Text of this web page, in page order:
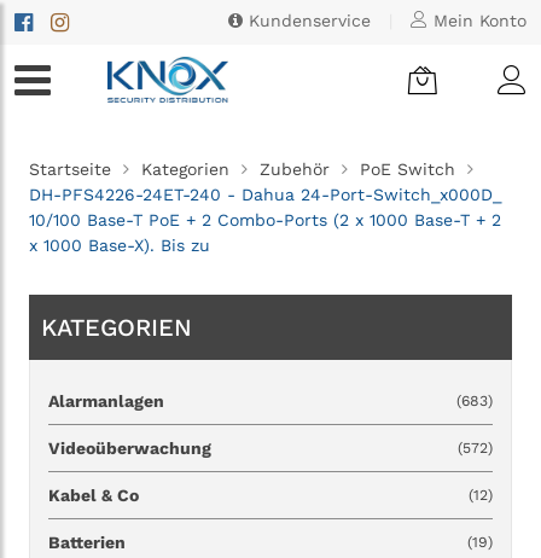
Kundenservice Mein Konto
Startseite Kategorien Zubehör
PoE Switch
DH-PFS4226-24ET-240 - Dahua 24-Port-Switch_x000D_
10/100 Base-T PoE + 2 Combo-Ports (2 x 1000 Base-T + 2
x 1000 Base-X). Bis zu
KATEGORIEN
Alarmanlagen (683)
Videoüberwachung (572)
Kabel & Co (12)
Batterien (19)